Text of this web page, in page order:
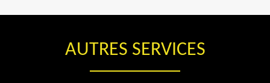
AUTRES SERVICES